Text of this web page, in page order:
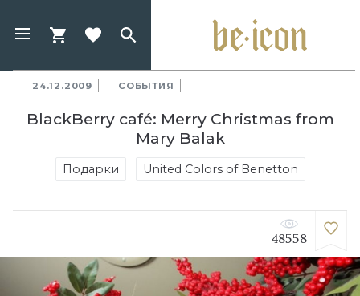
24.12.2009 СОБЫТИЯ
BlackBerry café: Merry Christmas from
Mary Balak
Подарки United Colors of Benetton
48558